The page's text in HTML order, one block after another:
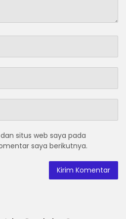
situs web saya pada
saya berikutnya.